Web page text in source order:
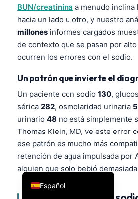
BUN/creatinina a menudo inclina
hacia un lado u otro, y nuestro
millones informes cargados
de contexto que se pasan por
ocurren los errores con el sodio.
Un patrón que invierte el
Un paciente con sodio 130,
sérica 282, osmolaridad urinaria
urinario 48 no está simplemente
Thomas Klein, MD, ve este error
ese patrón es mucho más
retención de agua impulsada por
alguien que solo bebió demasiada
Español
English
Deutsch
العربية
Français
עִבְרִית
Ελληνικά
Türkçe
Română
简体中文